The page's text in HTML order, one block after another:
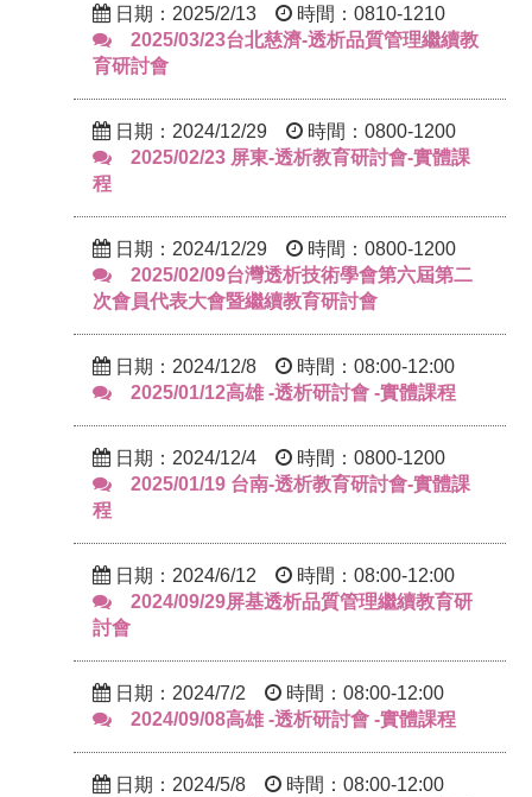
日期：2025/2/13
時間：0810-1210
2025/03/23台北慈濟-透析品質管理繼續教
育研討會
日期：2024/12/29
時間：0800-1200
2025/02/23 屏東-透析教育研討會-實體課
程
日期：2024/12/29
時間：0800-1200
2025/02/09台灣透析技術學會第六屆第二
次會員代表大會暨繼續教育研討會
日期：2024/12/8
時間：08:00-12:00
2025/01/12高雄 -透析研討會 -實體課程
日期：2024/12/4
時間：0800-1200
2025/01/19 台南-透析教育研討會-實體課
程
日期：2024/6/12
時間：08:00-12:00
2024/09/29屏基透析品質管理繼續教育研
討會
日期：2024/7/2
時間：08:00-12:00
2024/09/08高雄 -透析研討會 -實體課程
日期：2024/5/8
時間：08:00-12:00